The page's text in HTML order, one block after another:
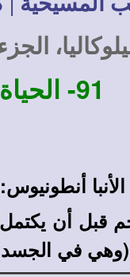
91-
قبل أن
(وهي في